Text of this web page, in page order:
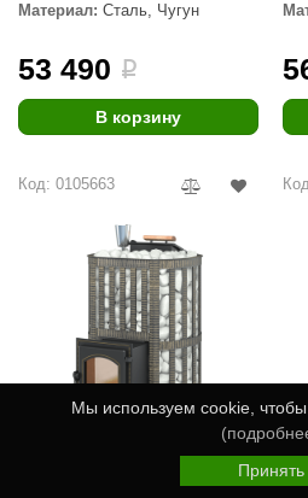
Материал: Сталь, Чугун
53 490 i
В корзину
Код: 0105663
Ураган Ковка 22 (270)
Избранное
Принять
Мы используем cookie,